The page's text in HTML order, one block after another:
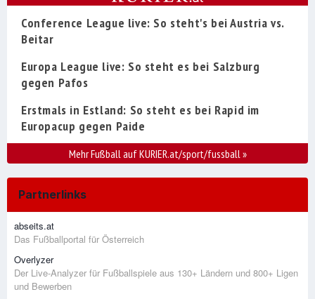
Conference League live: So steht's bei Austria vs.
Beitar
Europa League live: So steht es bei Salzburg
gegen Pafos
Erstmals in Estland: So steht es bei Rapid im
Europacup gegen Paide
Mehr Fußball auf KURIER.at/sport/fussball»
Partnerlinks
abseits.at
Das Fußballportal für Österreich
Overlyzer
Der Live-Analyzer für Fußballspiele aus 130+ Ländern und 800+ Ligen
und Bewerben